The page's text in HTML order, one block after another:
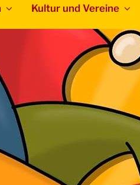
Kultur und Vereine